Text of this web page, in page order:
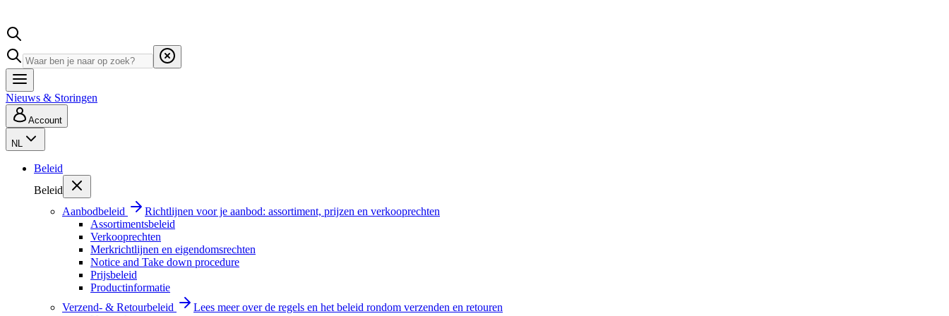
Nieuws & Storingen
Account
NL
Beleid
Beleid
Aanbodbeleid
Richtlijnen voor je aanbod: assortiment, prijzen en verkooprechten
Assortimentsbeleid
Verkooprechten
Merkrichtlijnen en eigendomsrechten
Notice and Take down procedure
Prijsbeleid
Productinformatie
Verzend- & Retourbeleid
Lees meer over de regels en het beleid rondom verzenden en retouren